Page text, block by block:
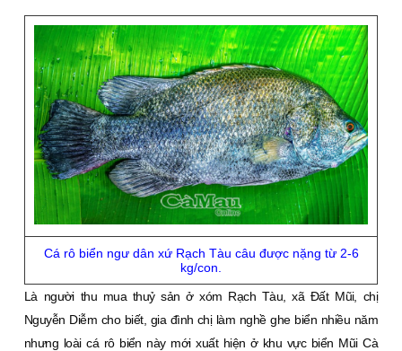
Cá rô biển ngư dân xứ Rạch Tàu câu được nặng từ 2-6
kg/con.
Là người thu mua thuỷ sản ở xóm Rạch Tàu, xã Ðất Mũi, chị
Nguyễn Diễm cho biết, gia đình chị làm nghề ghe biển nhiều năm
nhưng loài cá rô biển này mới xuất hiện ở khu vực biển Mũi Cà